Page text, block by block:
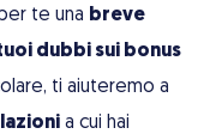
te una breve
dubbi sui bonus
ti aiuteremo a
a cui hai